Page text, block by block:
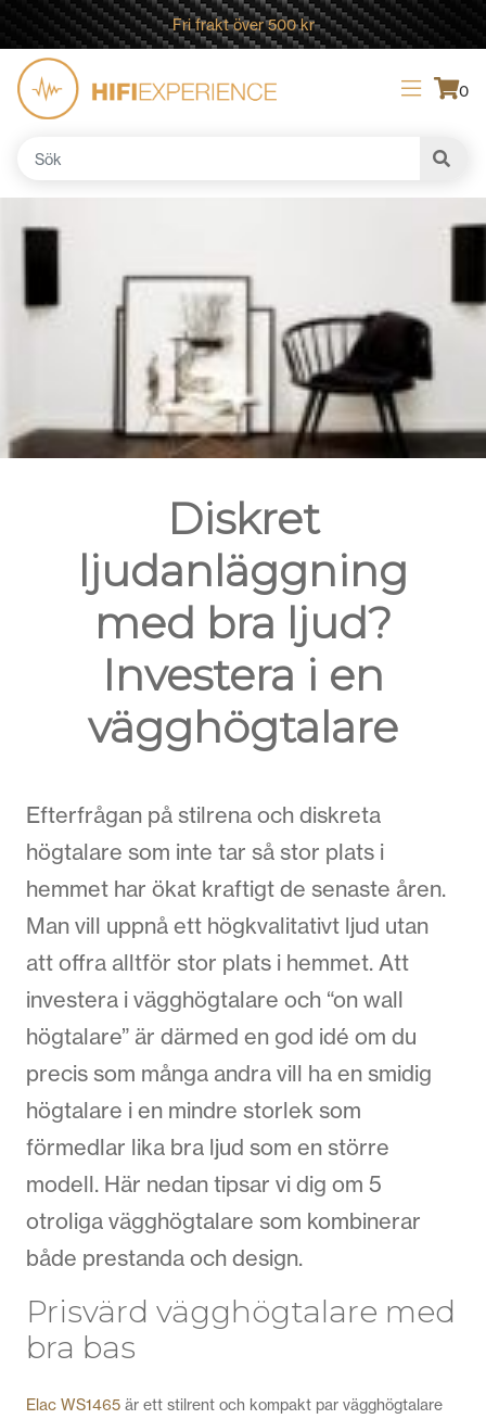
Fri frakt över 500 kr
0
Diskret
ljudanläggning
med bra ljud?
Investera i en
vägghögtalare
Efterfrågan på stilrena och diskreta
högtalare som inte tar så stor plats i
hemmet har ökat kraftigt de senaste åren.
Man vill uppnå ett högkvalitativt ljud utan
att offra alltför stor plats i hemmet. Att
investera i vägghögtalare och “on wall
högtalare” är därmed en god idé om du
precis som många andra vill ha en smidig
högtalare i en mindre storlek som
förmedlar lika bra ljud som en större
modell. Här nedan tipsar vi dig om 5
otroliga vägghögtalare som kombinerar
både prestanda och design.
Prisvärd vägghögtalare med
bra bas
Elac WS1465 är ett stilrent och kompakt par vägghögtalare